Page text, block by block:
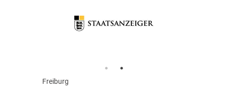
Freiburg